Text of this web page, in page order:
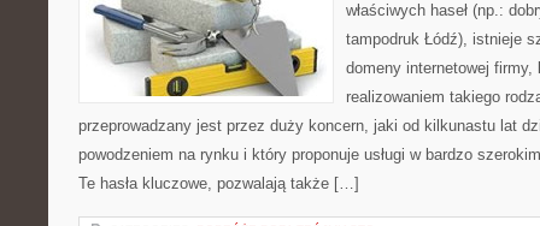
właściwych haseł (np.:
tampodruk Łódź), istnieje
domeny internetowej
realizowaniem takiego
przeprowadzany jest przez duży koncern, jaki od kilkunastu lat
powodzeniem na rynku i który proponuje usługi w bardzo
Te hasła kluczowe, pozwalają także […]